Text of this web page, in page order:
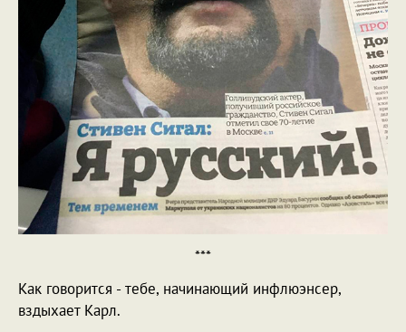
***
Как говорится - тебе, начинающий инфлюэнсер,
вздыхает Карл.